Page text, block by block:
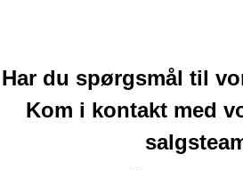
Har du spørgsmål til
Kom i kontakt med